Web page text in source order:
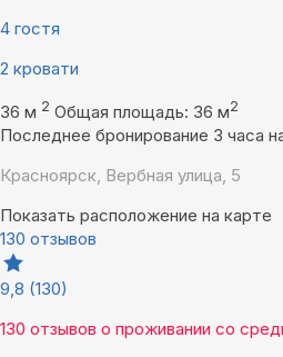
4 гостя
2 кровати
36 м 2 Общая площадь: 36 м2
Последнее бронирование 3 часа
Красноярск, Вербная улица, 5
Показать расположение на карте
130 отзывов
9,8 (130)
130 отзывов о проживании со